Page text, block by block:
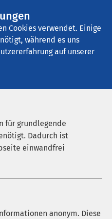
Cookies verwendet. Einige
während es uns
auf unserer
für grundlegende
Dadurch ist
einwandfrei
anonym. Diese
Hildesheim
Klinikum Goslar